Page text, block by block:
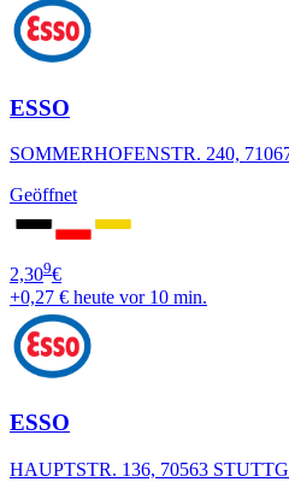
ESSO
SOMMERHOFENSTR. 240,
Geöffnet
2,309€
+0,27 € heute vor 10 min.
ESSO
HAUPTSTR. 136, 70563